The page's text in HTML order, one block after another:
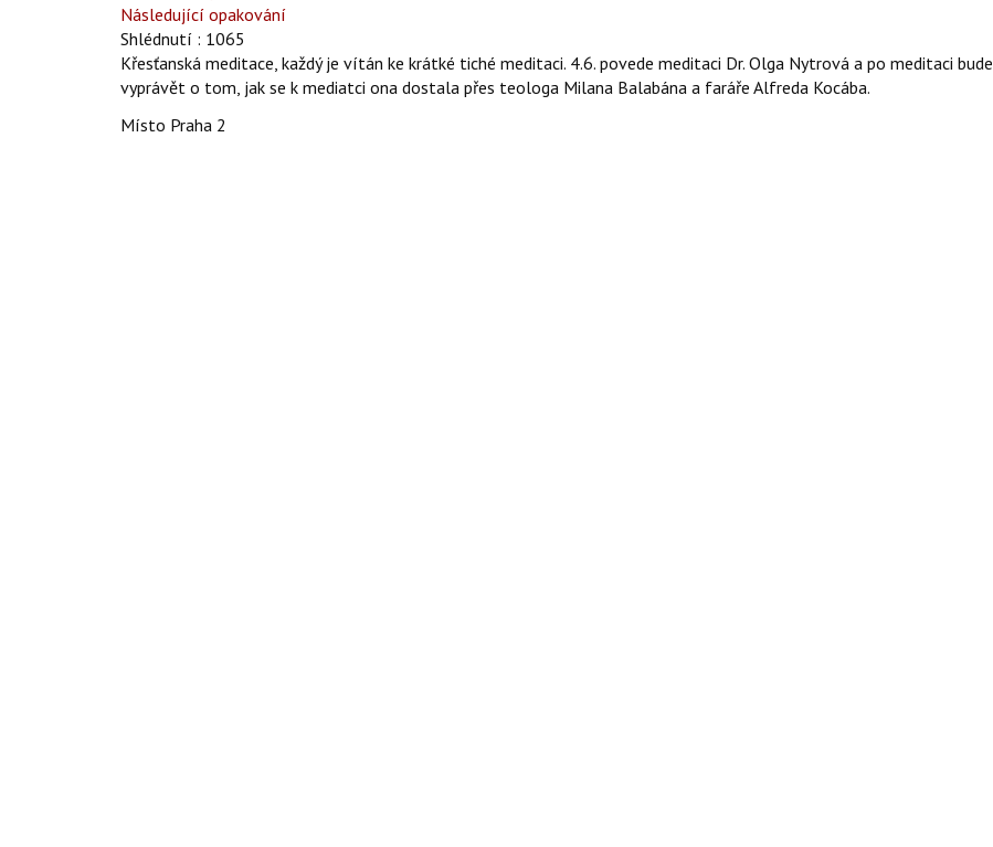
Následující opakování
Shlédnutí : 1065
Křesťanská meditace, každý je vítán ke krátké tiché meditaci. 4.6. povede meditaci Dr. Olga Nytrová a po meditaci bude
vyprávět o tom, jak se k mediatci ona dostala přes teologa Milana Balabána a faráře Alfreda Kocába.
Místo Praha 2